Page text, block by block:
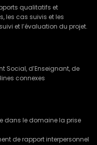
qualitatifs et
les cas suivis et les
et l’évaluation du projet.
Social, d’Enseignant, de
connexes
dans le domaine la prise
de rapport interpersonnel